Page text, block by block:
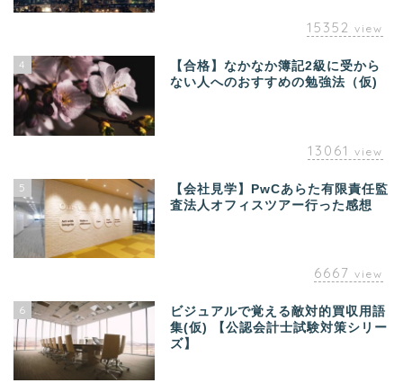
15352 view
4
【合格】なかなか簿記2級に受から
ない人へのおすすめの勉強法（仮)
13061 view
5
【会社見学】PwCあらた有限責任監
査法人オフィスツアー行った感想
6667 view
6
ビジュアルで覚える敵対的買収用語
集(仮) 【公認会計士試験対策シリー
ズ】